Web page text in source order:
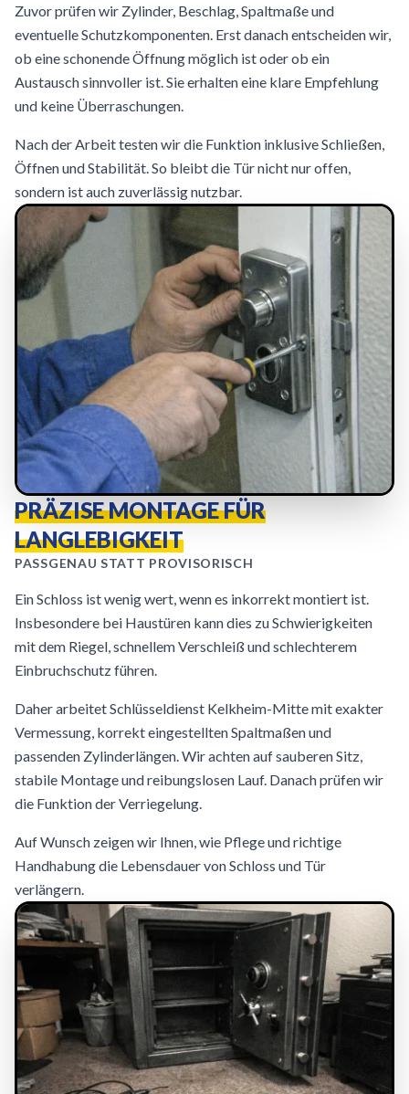
Zuvor prüfen wir Zylinder, Beschlag, Spaltmaße und
eventuelle Schutzkomponenten. Erst danach entscheiden wir,
ob eine schonende Öffnung möglich ist oder ob ein
Austausch sinnvoller ist. Sie erhalten eine klare Empfehlung
und keine Überraschungen.
Nach der Arbeit testen wir die Funktion inklusive Schließen,
Öffnen und Stabilität. So bleibt die Tür nicht nur offen,
sondern ist auch zuverlässig nutzbar.
PRÄZISE MONTAGE FÜR
LANGLEBIGKEIT
PASSGENAU STATT PROVISORISCH
Ein Schloss ist wenig wert, wenn es inkorrekt montiert ist.
Insbesondere bei Haustüren kann dies zu Schwierigkeiten
mit dem Riegel, schnellem Verschleiß und schlechterem
Einbruchschutz führen.
Daher arbeitet Schlüsseldienst Kelkheim-Mitte mit exakter
Vermessung, korrekt eingestellten Spaltmaßen und
passenden Zylinderlängen. Wir achten auf sauberen Sitz,
stabile Montage und reibungslosen Lauf. Danach prüfen wir
die Funktion der Verriegelung.
Auf Wunsch zeigen wir Ihnen, wie Pflege und richtige
Handhabung die Lebensdauer von Schloss und Tür
verlängern.